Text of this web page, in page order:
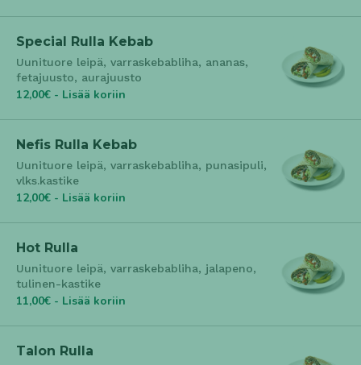
Special Rulla Kebab
Uunituore leipä, varraskebabliha, ananas,
fetajuusto, aurajuusto
12,00€ - Lisää koriin
Nefis Rulla Kebab
Uunituore leipä, varraskebabliha, punasipuli,
vlks.kastike
12,00€ - Lisää koriin
Hot Rulla
Uunituore leipä, varraskebabliha, jalapeno,
tulinen-kastike
11,00€ - Lisää koriin
Talon Rulla